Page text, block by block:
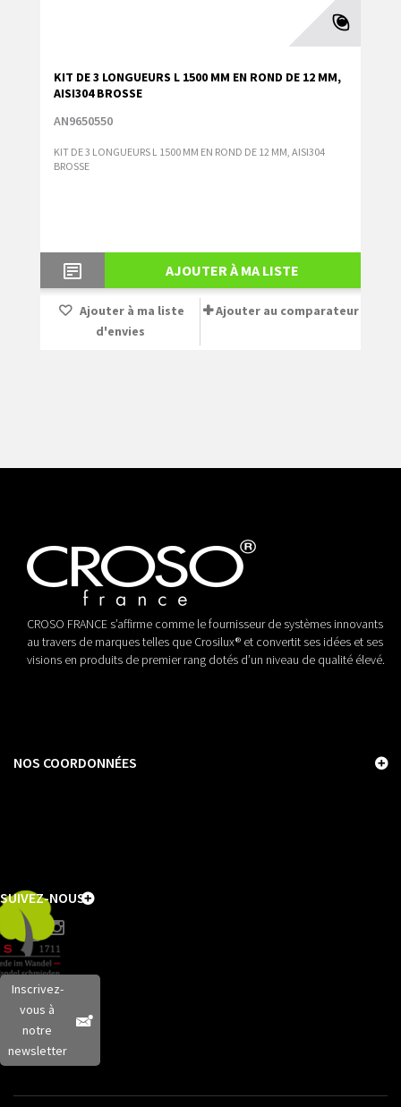
KIT DE 3 LONGUEURS L 1500 MM EN ROND DE 12 MM,
AISI304 BROSSE
AN9650550
KIT DE 3 LONGUEURS L 1500 MM EN ROND DE 12 MM, AISI304
BROSSE
AJOUTER À MA LISTE
Ajouter à ma liste
d'envies
Ajouter au comparateur
CROSO FRANCE s’affirme comme le fournisseur de systèmes innovants
au travers de marques telles que Crosilux® et convertit ses idées et ses
visions en produits de premier rang dotés d’un niveau de qualité élevé.
NOS COORDONNÉES
SUIVEZ-NOUS
Inscrivez-
vous à
notre
newsletter